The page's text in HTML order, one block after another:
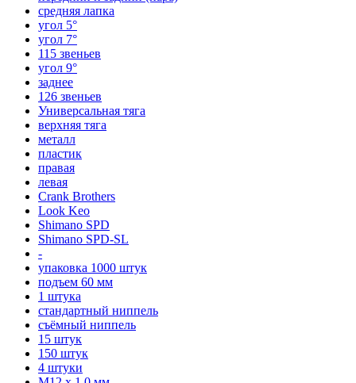
средняя лапка
угол 5°
угол 7°
115 звеньев
угол 9°
заднее
126 звеньев
Универсальная тяга
верхняя тяга
металл
пластик
правая
левая
Crank Brothers
Look Keo
Shimano SPD
Shimano SPD-SL
-
упаковка 1000 штук
подъем 60 мм
1 штука
стандартный ниппель
съёмный ниппель
15 штук
150 штук
4 штуки